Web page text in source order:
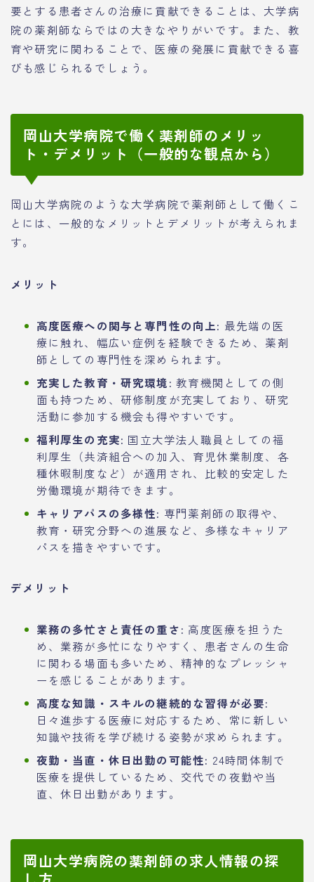
要とする患者さんの治療に貢献できることは、大学病
院の薬剤師ならではの大きなやりがいです。また、教
育や研究に関わることで、医療の発展に貢献できる喜
びも感じられるでしょう。
岡山大学病院で働く薬剤師のメリッ
ト・デメリット（一般的な観点から）
岡山大学病院のような大学病院で薬剤師として働くこ
とには、一般的なメリットとデメリットが考えられま
す。
メリット
高度医療への関与と専門性の向上: 最先端の医
療に触れ、幅広い症例を経験できるため、薬剤
師としての専門性を深められます。
充実した教育・研究環境: 教育機関としての側
面も持つため、研修制度が充実しており、研究
活動に参加する機会も得やすいです。
福利厚生の充実: 国立大学法人職員としての福
利厚生（共済組合への加入、育児休業制度、各
種休暇制度など）が適用され、比較的安定した
労働環境が期待できます。
キャリアパスの多様性: 専門薬剤師の取得や、
教育・研究分野への進展など、多様なキャリア
パスを描きやすいです。
デメリット
業務の多忙さと責任の重さ: 高度医療を担うた
め、業務が多忙になりやすく、患者さんの生命
に関わる場面も多いため、精神的なプレッシャ
ーを感じることがあります。
高度な知識・スキルの継続的な習得が必要:
日々進歩する医療に対応するため、常に新しい
知識や技術を学び続ける姿勢が求められます。
夜勤・当直・休日出勤の可能性: 24時間体制で
医療を提供しているため、交代での夜勤や当
直、休日出勤があります。
岡山大学病院の薬剤師の求人情報の探